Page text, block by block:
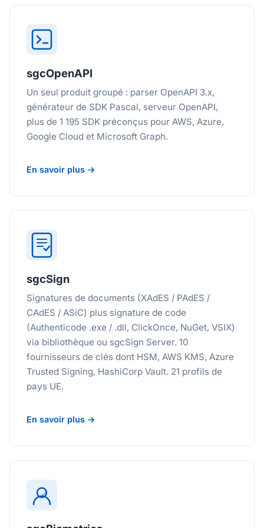
sgcOpenAPI
Un seul produit groupé : parser OpenAPI 3.x,
générateur de SDK Pascal, serveur OpenAPI,
plus de 1 195 SDK préconçus pour AWS, Azure,
Google Cloud et Microsoft Graph.
En savoir plus →
sgcSign
Signatures de documents (XAdES / PAdES /
CAdES / ASiC) plus signature de code
(Authenticode .exe / .dll, ClickOnce, NuGet, VSIX)
via bibliothèque ou sgcSign Server. 10
fournisseurs de clés dont HSM, AWS KMS, Azure
Trusted Signing, HashiCorp Vault. 21 profils de
pays UE.
En savoir plus →